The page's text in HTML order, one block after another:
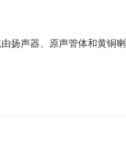
扬声器、原声管体和黄铜喇